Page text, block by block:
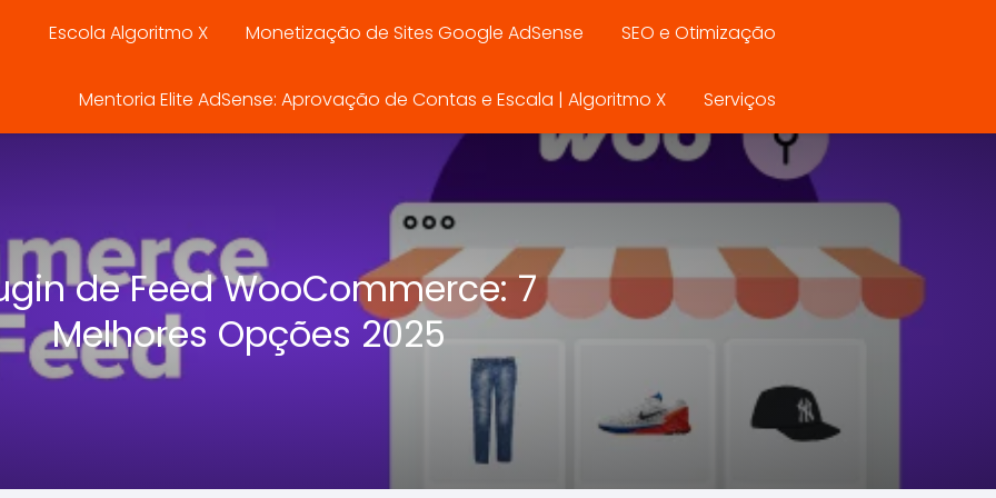
Escola Algoritmo X Monetização de Sites Google AdSense SEO e Otimização
Mentoria Elite AdSense: Aprovação de Contas e Escala | Algoritmo X Serviços
de Feed WooCommerce: 7
Melhores Opções 2025